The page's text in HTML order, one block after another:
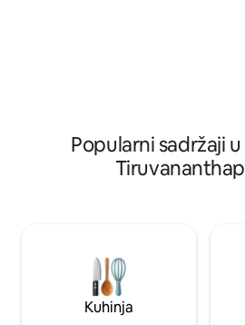
Kanakakunnu, planetarij
kompleks zgrada zakonodavne
Popularni sadržaji
Kuhinja